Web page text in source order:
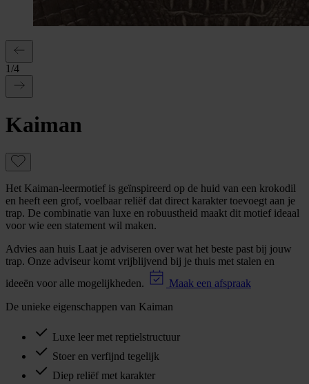
1/4
Kaiman
Het Kaiman-leermotief is geïnspireerd op de huid van een krokodil
en heeft een grof, voelbaar reliëf dat direct karakter toevoegt aan je
trap. De combinatie van luxe en robuustheid maakt dit motief ideaal
voor wie een statement wil maken.
Advies aan huis Laat je adviseren over wat het beste past bij jouw
trap. Onze adviseur komt vrijblijvend bij je thuis met stalen en
ideeën voor alle mogelijkheden.
Maak een afspraak
De unieke eigenschappen van Kaiman
Luxe leer met reptielstructuur
Stoer en verfijnd tegelijk
Diep reliëf met karakter